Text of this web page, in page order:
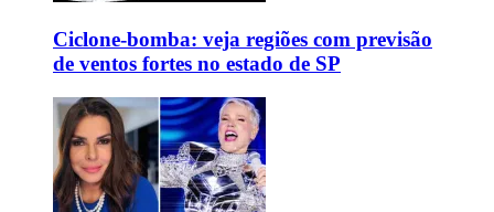
Ciclone-bomba: veja regiões com previsão
de ventos fortes no estado de SP